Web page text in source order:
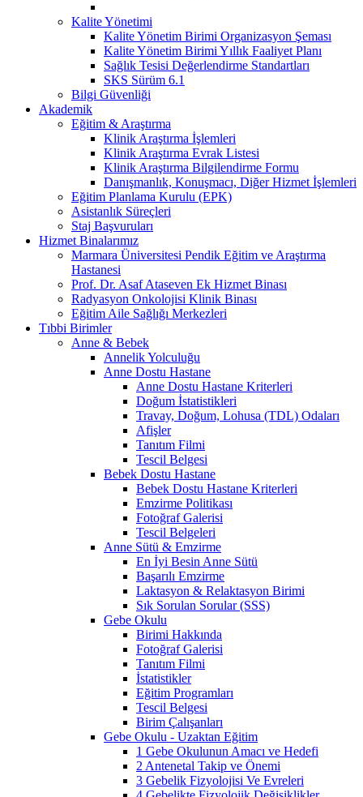
Kalite Yönetimi
Kalite Yönetim Birimi Organizasyon Şeması
Kalite Yönetim Birimi Yıllık Faaliyet Planı
Sağlık Tesisi Değerlendirme Standartları
SKS Sürüm 6.1
Bilgi Güvenliği
Akademik
Eğitim & Araştırma
Klinik Araştırma İşlemleri
Klinik Araştırma Evrak Listesi
Klinik Araştırma Bilgilendirme Formu
Danışmanlık, Konuşmacı, Diğer Hizmet İşlemleri
Eğitim Planlama Kurulu (EPK)
Asistanlık Süreçleri
Staj Başvuruları
Hizmet Binalarımız
Marmara Üniversitesi Pendik Eğitim ve Araştırma
Hastanesi
Prof. Dr. Asaf Ataseven Ek Hizmet Binası
Radyasyon Onkolojisi Klinik Binası
Eğitim Aile Sağlığı Merkezleri
Tıbbi Birimler
Anne & Bebek
Annelik Yolculuğu
Anne Dostu Hastane
Anne Dostu Hastane Kriterleri
Doğum İstatistikleri
Travay, Doğum, Lohusa (TDL) Odaları
Afişler
Tanıtım Filmi
Tescil Belgesi
Bebek Dostu Hastane
Bebek Dostu Hastane Kriterleri
Emzirme Politikası
Fotoğraf Galerisi
Tescil Belgeleri
Anne Sütü & Emzirme
En İyi Besin Anne Sütü
Başarılı Emzirme
Laktasyon & Relaktasyon Birimi
Sık Sorulan Sorular (SSS)
Gebe Okulu
Birimi Hakkında
Fotoğraf Galerisi
Tanıtım Filmi
İstatistikler
Eğitim Programları
Tescil Belgesi
Birim Çalışanları
Gebe Okulu - Uzaktan Eğitim
1 Gebe Okulunun Amacı ve Hedefi
2 Antenetal Takip ve Önemi
3 Gebelik Fizyolojisi Ve Evreleri